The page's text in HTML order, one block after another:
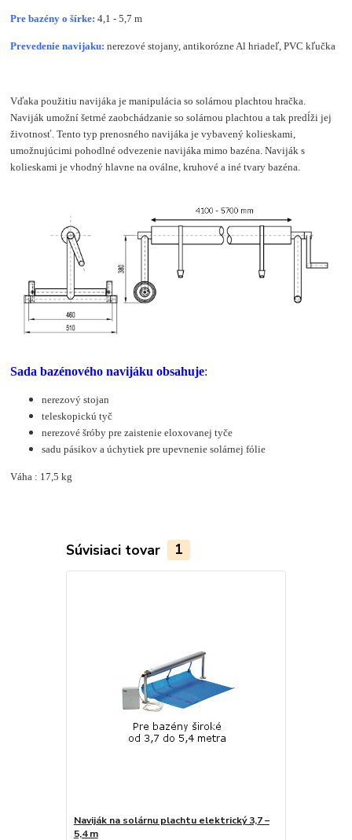
Pre bazény o šírke: 4,1 - 5,7 m
Prevedenie navijaku: nerezové stojany, antikorózne Al hriadeľ, PVC kľučka
Vďaka použitiu navijáka je manipulácia so solárnou plachtou hračka.
Naviják umožní šetrné zaobchádzanie so solárnou plachtou a tak predĺži jej
životnosť. Tento typ prenosného navijáka je vybavený kolieskami,
umožnujúcimi pohodlné odvezenie navijáka mimo bazéna. Naviják s
kolieskami je vhodný hlavne na oválne, kruhové a iné tvary bazéna.
Sada bazénového navijáku obsahuje:
nerezový stojan
teleskopickú tyč
nerezové šróby pre zaistenie eloxovanej tyče
sadu pásikov a úchytiek pre upevnenie solárnej fólie
Váha : 17,5 kg
Súvisiaci tovar 1
Naviják na solárnu plachtu elektrický 3,7 –
5,4 m